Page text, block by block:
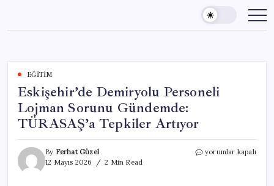
content
EĞITIM
Eskişehir’de Demiryolu Personeli
Lojman Sorunu Gündemde:
TÜRASAŞ’a Tepkiler Artıyor
By Ferhat Güzel
12 Mayıs 2026
2 Min Read
Eskişehir’de
yorumlar kapalı